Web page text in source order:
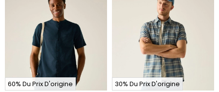
60% Du Prix D'origine 30% Du Prix D'origine